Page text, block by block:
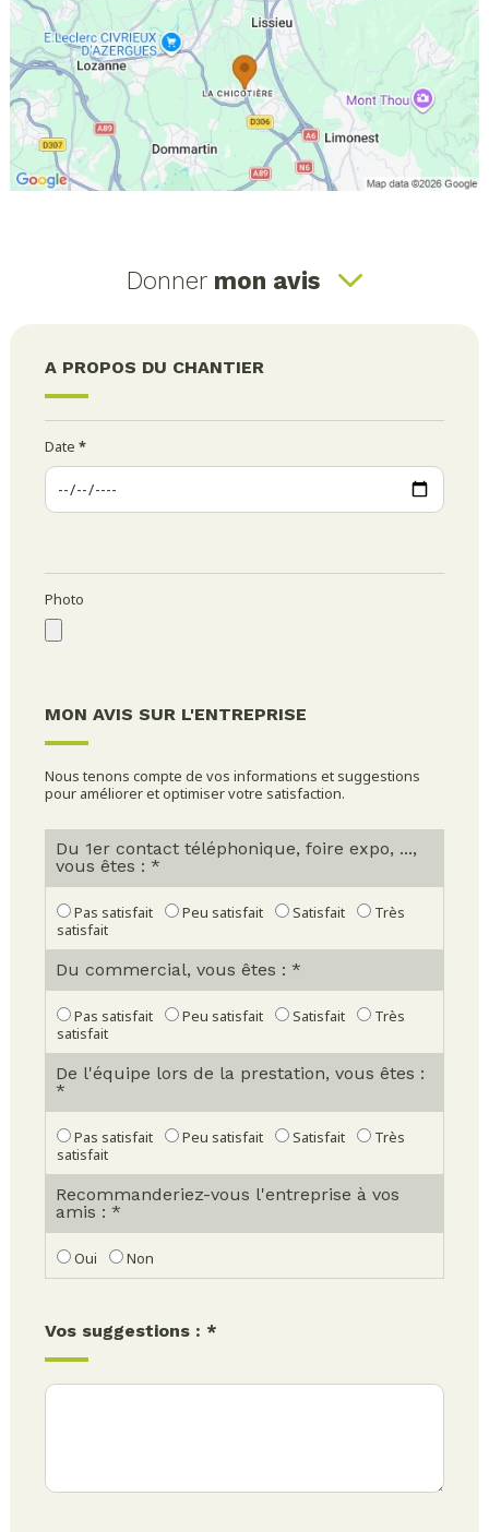
Donner mon avis
A PROPOS DU CHANTIER
Date *
Photo
MON AVIS SUR L'ENTREPRISE
Nous tenons compte de vos informations et suggestions
pour améliorer et optimiser votre satisfaction.
Du 1er contact téléphonique, foire expo, ...,
vous êtes : *
Pas satisfait Peu satisfait Satisfait
Très
satisfait
Du commercial, vous êtes : *
Pas satisfait Peu satisfait Satisfait
Très
satisfait
De l'équipe lors de la prestation, vous êtes :
*
Pas satisfait Peu satisfait Satisfait
Très
satisfait
Recommanderiez-vous l'entreprise à vos
amis : *
Oui Non
Vos suggestions : *